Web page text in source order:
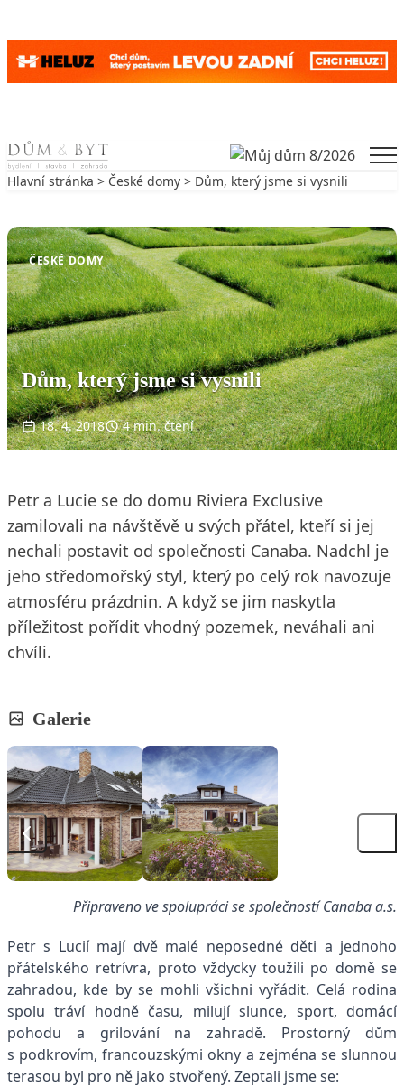
Skip to content
Hlavní stránka > České domy > Dům, který jsme si vysnili
ČESKÉ DOMY
Dům, který jsme si vysnili
18. 4. 2018 4 min. čtení
Petr a Lucie se do domu Riviera Exclusive
zamilovali na návštěvě u svých přátel, kteří si jej
nechali postavit od společnosti Canaba. Nadchl je
jeho středomořský styl, který po celý rok navozuje
atmosféru prázdnin. A když se jim naskytla
příležitost pořídit vhodný pozemek, neváhali ani
chvíli.
Galerie
Připraveno ve spolupráci se společností Canaba a.s.
Petr s Lucií mají dvě malé neposedné děti a jednoho
přátelského retrívra, proto vždycky toužili po domě se
zahradou, kde by se mohli všichni vyřádit. Celá rodina
spolu tráví hodně času, milují slunce, sport, domácí
pohodu a grilování na zahradě. Prostorný dům
s podkrovím, francouzskými okny a zejména se slunnou
terasou byl pro ně jako stvořený. Zeptali jsme se: